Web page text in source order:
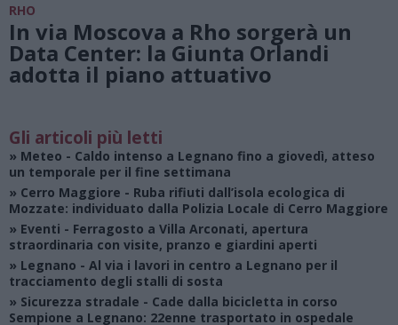
RHO
In via Moscova a Rho sorgerà un
Data Center: la Giunta Orlandi
adotta il piano attuativo
Gli articoli più letti
» Meteo - Caldo intenso a Legnano fino a giovedì, atteso
un temporale per il fine settimana
» Cerro Maggiore - Ruba rifiuti dall’isola ecologica di
Mozzate: individuato dalla Polizia Locale di Cerro Maggiore
» Eventi - Ferragosto a Villa Arconati, apertura
straordinaria con visite, pranzo e giardini aperti
» Legnano - Al via i lavori in centro a Legnano per il
tracciamento degli stalli di sosta
» Sicurezza stradale - Cade dalla bicicletta in corso
Sempione a Legnano: 22enne trasportato in ospedale